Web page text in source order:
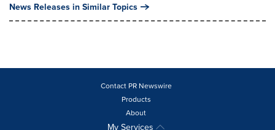
News Releases in Similar Topics
Contact PR Newswire
Products
About
My Services